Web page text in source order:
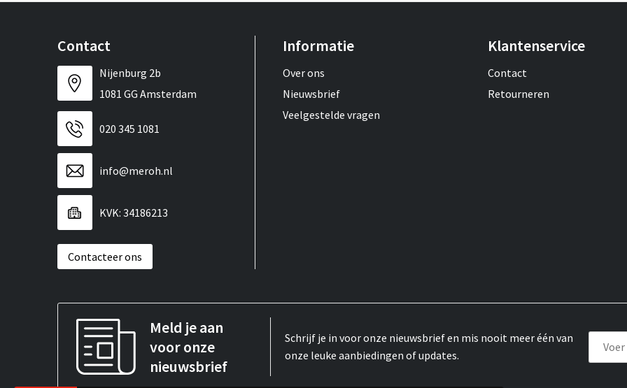
Contact
Nijenburg 2b
1081 GG Amsterdam
020 345 1081
info@meroh.nl
KVK: 34186213
Contacteer ons
Informatie
Over ons
Nieuwsbrief
Veelgestelde vragen
Klantenservice
Contact
Retourneren
Meld je aan
voor onze
nieuwsbrief
Schrijf je in voor onze nieuwsbrief en mis nooit meer één van
onze leuke aanbiedingen of updates.